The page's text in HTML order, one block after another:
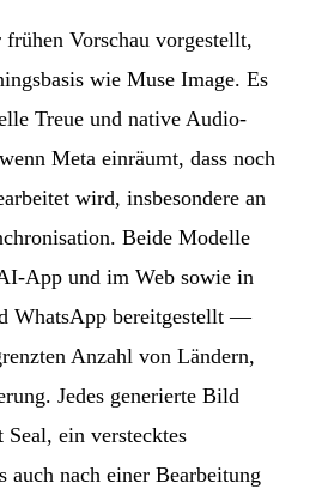
Vorschau vorgestellt,
wie Muse Image. Es
Treue und native Audio-
Meta einräumt, dass noch
wird, insbesondere an
Beide Modelle
App und im Web sowie in
WhatsApp bereitgestellt —
Anzahl von Ländern,
Jedes generierte Bild
ein verstecktes
auch nach einer Bearbeitung